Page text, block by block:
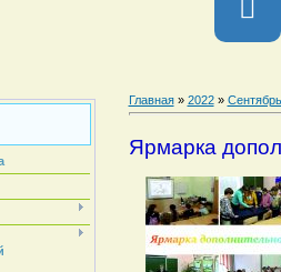
Главная» 2022 » Сентябрь
Ярмарка